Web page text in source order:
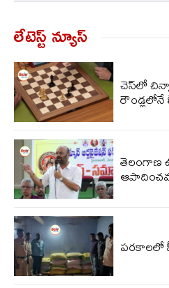
లేటెస్ట్ న్యూస్‌
చెస్‌లో
రౌండ్లలోనే
తెలంగాణ
పరకాలలో